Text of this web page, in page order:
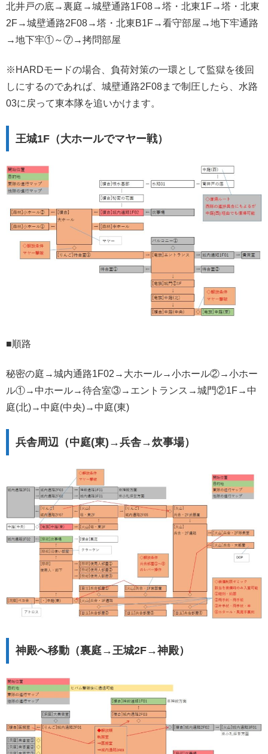
北井戸の底→裏庭→城壁通路1F08→塔・北東1F→塔・北東
2F→城壁通路2F08→塔・北東B1F→看守部屋→地下牢通路
→地下牢①～⑦→拷問部屋
※HARDモードの場合、負荷対策の一環として監獄を後回
しにするのであれば、城壁通路2F08まで制圧したら、水路
03に戻って東本隊を追いかけます。
王城1F（大ホールでマヤー戦）
■順路
秘密の庭→城内通路1F02→大ホール→小ホール②→小ホー
ル①→中ホール→待合室③→エントランス→城門②1F→中
庭(北)→中庭(中央)→中庭(東)
兵舎周辺（中庭(東)→兵舎→炊事場）
神殿へ移動（裏庭→王城2F→神殿）